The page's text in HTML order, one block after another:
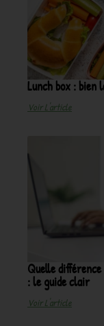
Lunch box : bien
Voir L'article
Quelle
: le guide clair
Voir L'article